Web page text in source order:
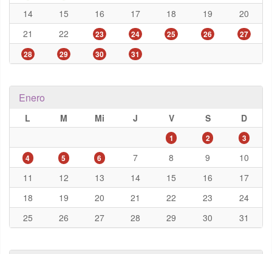
14
15 16 17 18 19
20
21
22 23 24 25 26
27
28
29 30 31
Enero
L M Mi J V S D
1 2
3
4
5 6 7 8 9
10
11
12 13 14 15 16
17
18
19 20 21 22 23
24
25
26 27 28 29 30 31